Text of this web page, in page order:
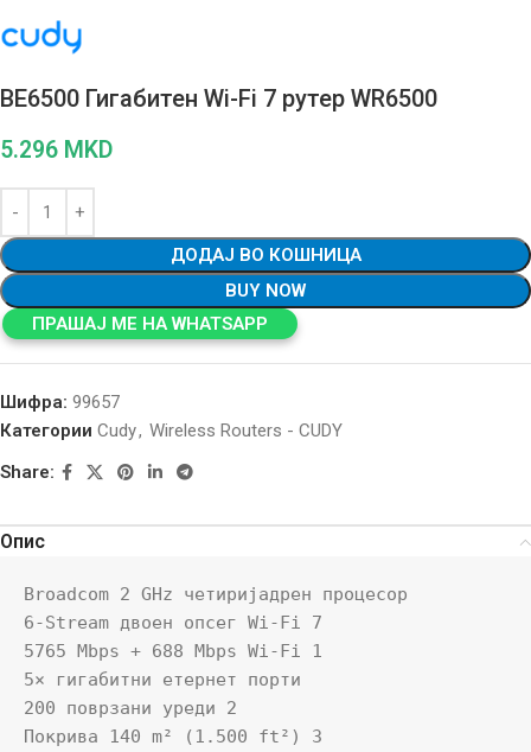
BE6500 Гигабитен Wi-Fi 7 рутер WR6500
5.296 MKD
ДОДАЈ ВО КОШНИЦА
BUY NOW
ПРАШАЈ МЕ НА WHATSAPP
Шифра: 99657
Категории Cudy, Wireless Routers - CUDY
Share:
Опис
Broadcom 2 GHz четиријадрен процесор
6-Stream двоен опсег Wi-Fi 7
5765 Mbps + 688 Mbps Wi-Fi 1
5× гигабитни етернет порти
200 поврзани уреди 2
Покрива 140 m² (1.500 ft²) 3